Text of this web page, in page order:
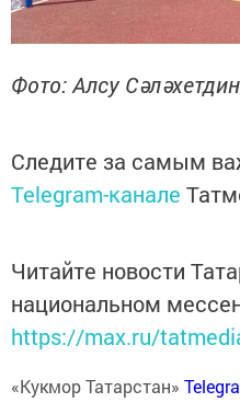
Фото: Алсу
Следите за самым
Telegram-канале
Читайте новости
национальном
https://max.ru/
«Кукмор Татарстан»